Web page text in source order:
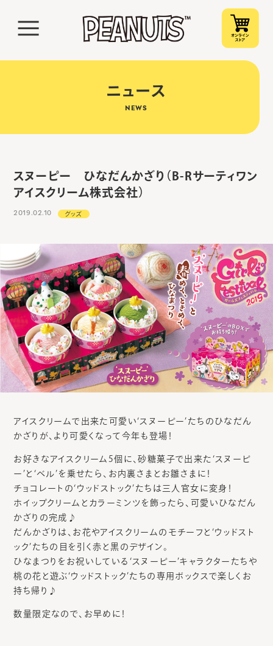
ニュース
NEWS
スヌーピー ひなだんかざり（B-Rサーティワン
アイスクリーム株式会社）
2019.02.10 グッズ
アイスクリームで出来た可愛い‘スヌーピー’たちのひなだん
かざりが、より可愛くなって今年も登場！
お好きなアイスクリーム5個に、砂糖菓子で出来た‘スヌーピ
ー’と‘ベル’を乗せたら、お内裏さまとお雛さまに！
チョコレートの‘ウッドストック’たちは三人官女に変身！
ホイップクリームとカラーミンツを飾ったら、可愛いひなだん
かざりの完成♪
だんかざりは、お花やアイスクリームのモチーフと‘ウッドスト
ック’たちの目を引く赤と黒のデザイン。
ひなまつりをお祝いしている‘スヌーピー’キャラクターたちや
桃の花と遊ぶ‘ウッドストック’たちの専用ボックスで楽しくお
持ち帰り♪
数量限定なので、お早めに！